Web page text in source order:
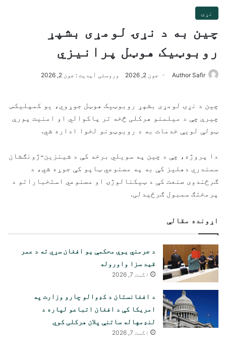
نړۍ
چین به د نړۍ لومړی بشپړ
روبوټیک هوټل پرانیزي
Author Safir جون 2, 2026 وروستی آپدیت : جون 2, 2026
چین د نړۍ لومړی بشپړ روبوټیک هوټل جوړوي، یو کمپلیکس
چیرې چې د میلمنو هرکلی څخه تر پاکوالي او امنیت پورې
ټولې لویې خدمات به د روبوټونو لخوا اداره شي.
دا پروژه، چې د چین په سویلي برخه کې د شینزین-ژونګشان
سمندري دهلیز کې به په مصنوعي ټاپو کې جوړه شي، د
ګرځندوی صنعت کې د ټیکنالوژۍ او مصنوعي استخباراتو د
پرمختګ سمبول ګرځیدلی.
اړونده مقالې
د جرمني یوې محکمې یو افغان سړي ته د عمر
قید سزا واوروله
اگست 7, 2026
د افغانستان د کډوالو چارو وزارت په
امریکا کې د افغان اتباعو لپاره د
لنډمهاله ساتنې پلان هرکلی کوي
اگست 7, 2026